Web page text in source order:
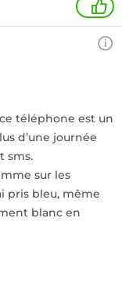
1
téléphone est un
d’une journée
sms.
sur les
pris bleu, même
blanc en